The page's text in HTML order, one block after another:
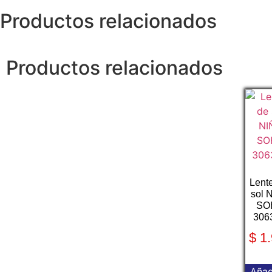
Productos relacionados
Productos relacionados
sol
$